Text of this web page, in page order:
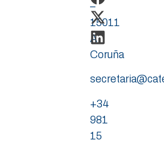
–
15011
A
Coruña
+34
981
15